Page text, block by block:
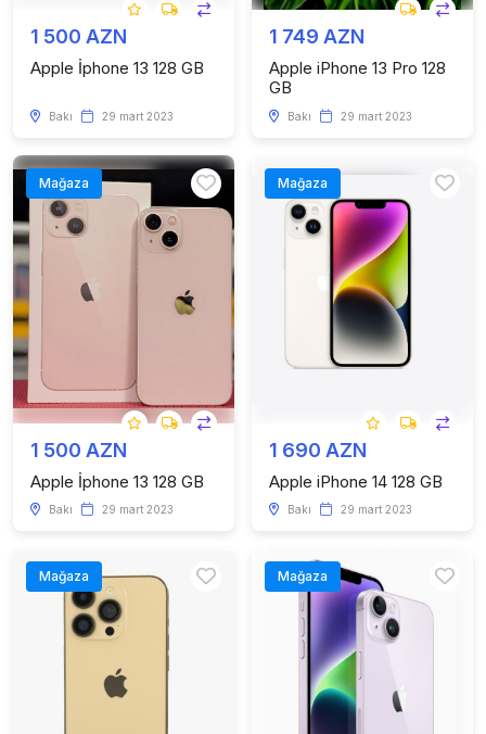
1 500 AZN
Apple İphone 13 128 GB
Bakı 29 mart 2023
1 749 AZN
Apple iPhone 13 Pro 128
GB
Bakı 29 mart 2023
Mağaza
1 500 AZN
Apple İphone 13 128 GB
Bakı 29 mart 2023
Mağaza
1 690 AZN
Apple iPhone 14 128 GB
Bakı 29 mart 2023
Mağaza Mağaza